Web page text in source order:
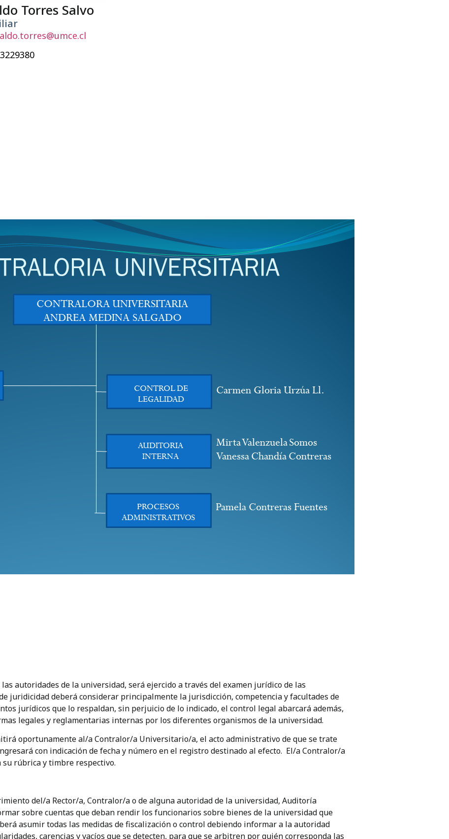
Torres Salvo
autoridades de la universidad, será ejercido a través del examen jurídico de las
juridicidad deberá considerar principalmente la jurisdicción, competencia y facultades de
jurídicos que lo respaldan, sin perjuicio de lo indicado, el control legal abarcará además,
legales y reglamentarias internas por los diferentes organismos de la universidad.
oportunamente al/a Contralor/a Universitario/a, el acto administrativo de que se trate
con indicación de fecha y número en el registro destinado al efecto. El/a Contralor/a
rúbrica y timbre respectivo.
del/a Rector/a, Contralor/a o de alguna autoridad de la universidad, Auditoría
sobre cuentas que deban rendir los funcionarios sobre bienes de la universidad que
asumir todas las medidas de fiscalización o control debiendo informar a la autoridad
carencias y vacíos que se detecten, para que se arbitren por quién corresponda las